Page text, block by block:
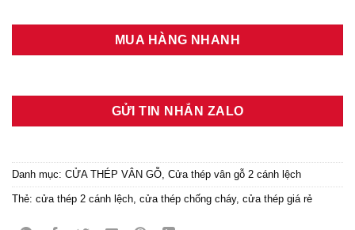
MUA HÀNG NHANH
GỬI TIN NHẮN ZALO
Danh mục: CỬA THÉP VÂN GỖ, Cửa thép vân gỗ 2 cánh lệch
Thẻ: cửa thép 2 cánh lệch, cửa thép chống cháy, cửa thép giá rẻ